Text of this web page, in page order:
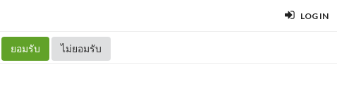
LOG IN
ยอมรับ ไม่ยอมรับ